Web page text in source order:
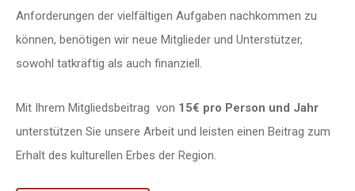
Anforderungen der vielfältigen Aufgaben nachkommen zu
können, benötigen wir neue Mitglieder und Unterstützer,
sowohl tatkräftig als auch finanziell.
Mit Ihrem Mitgliedsbeitrag von 15€ pro Person und Jahr
unterstützen Sie unsere Arbeit und leisten einen Beitrag zum
Erhalt des kulturellen Erbes der Region.